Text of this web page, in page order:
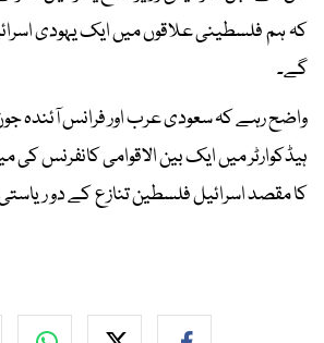
کہ ہم فلسطینی علاقوں میں ایک یہودی
گے۔
واضح رہے کہ سعودی عرب اور فرانس آئندہ
ہیڈکوارٹر میں ایک بین الاقوامی کانفرنس
کا مقصد اسرائیل فلسطین تنازع کے دو